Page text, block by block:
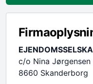
c/o Nina Jørgensen
8660 Skanderborg